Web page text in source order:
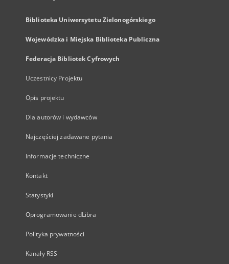
Biblioteka Uniwersytetu Zielonogórskiego
Wojewódzka i Miejska Biblioteka Publiczna
Federacja Bibliotek Cyfrowych
Uczestnicy Projektu
Opis projektu
Dla autorów i wydawców
Najczęściej zadawane pytania
Informacje techniczne
Kontakt
Statystyki
Oprogramowanie dLibra
Polityka prywatności
Kanały RSS